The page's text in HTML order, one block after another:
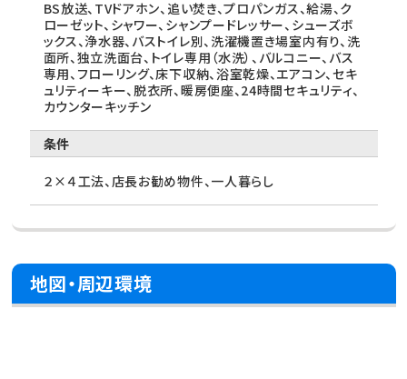
BS放送、TVドアホン、追い焚き、プロパンガス、給湯、ク
ローゼット、シャワー、シャンプードレッサー、シューズボ
ックス、浄水器、バストイレ別、洗濯機置き場室内有り、洗
面所、独立洗面台、トイレ専用（水洗）、バルコニー、バス
専用、フローリング、床下収納、浴室乾燥、エアコン、セキ
ュリティーキー、脱衣所、暖房便座、24時間セキュリティ、
カウンターキッチン
条件
２×４工法、店長お勧め物件、一人暮らし
地図・周辺環境